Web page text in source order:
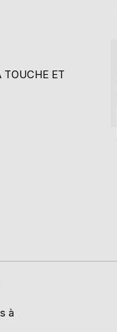
ET
à